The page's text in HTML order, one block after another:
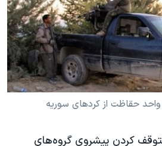
۲۰۲۴
حقاظت از کردهای سوریه
کردن پیشروی گروه‌های